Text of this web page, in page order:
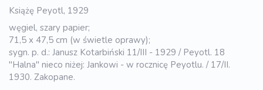
Książę Peyotl, 1929
węgiel, szary papier;
71,5 x 47,5 cm (w świetle oprawy);
sygn. p. d.: Janusz Kotarbiński 11/III - 1929 / Peyotl. 18
"Halna" nieco niżej: Jankowi - w rocznicę Peyotlu. / 17/II.
1930. Zakopane.